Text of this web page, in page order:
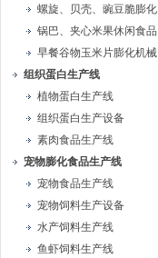
组织蛋白生产线
植物蛋白生产线
组织蛋白生产设备
素肉食品生产线
宠物膨化食品生产线
宠物食品生产线
宠物饲料生产设备
水产饲料生产线
鱼虾饲料生产线